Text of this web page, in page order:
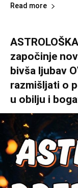
Read more
započinje
bivša ljubav
razmišljati o
u obilju i